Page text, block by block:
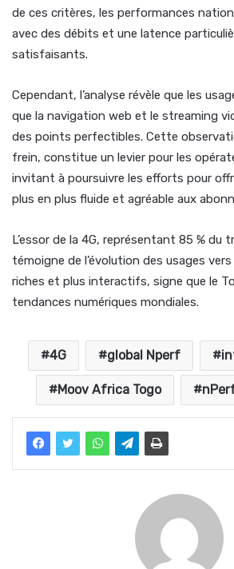
de ces critères, les performances
avec des débits et une latence
satisfaisants.
Cependant, l’analyse révèle que les
que la navigation web et le streaming
des points perfectibles. Cette
frein, constitue un levier pour les
invitant à poursuivre les efforts pour
plus en plus fluide et agréable aux
L’essor de la 4G, représentant 85 % du
témoigne de l’évolution des usages
riches et plus interactifs, signe que le
tendances numériques mondiales.
4G global Nperf
Moov Africa Togo